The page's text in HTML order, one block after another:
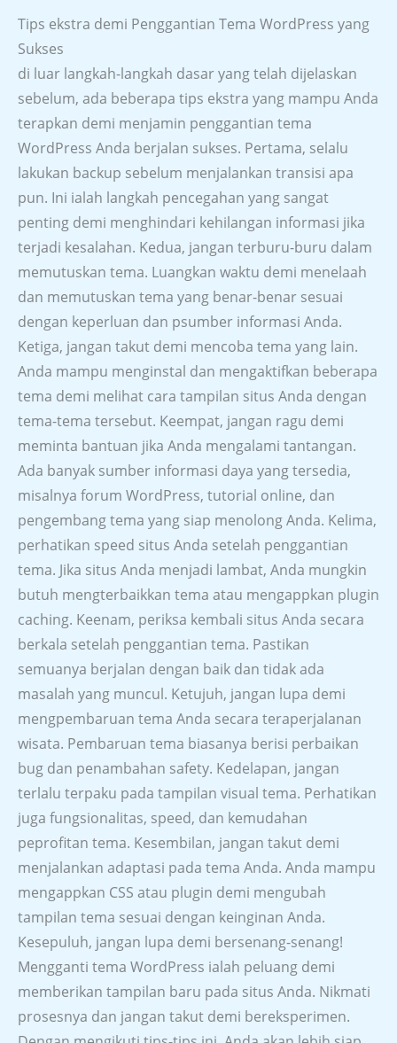
Tips ekstra demi Penggantian Tema WordPress yang
Sukses
di luar langkah-langkah dasar yang telah dijelaskan
sebelum, ada beberapa tips ekstra yang mampu Anda
terapkan demi menjamin penggantian tema
WordPress Anda berjalan sukses. Pertama, selalu
lakukan backup sebelum menjalankan transisi apa
pun. Ini ialah langkah pencegahan yang sangat
penting demi menghindari kehilangan informasi jika
terjadi kesalahan. Kedua, jangan terburu-buru dalam
memutuskan tema. Luangkan waktu demi menelaah
dan memutuskan tema yang benar-benar sesuai
dengan keperluan dan psumber informasi Anda.
Ketiga, jangan takut demi mencoba tema yang lain.
Anda mampu menginstal dan mengaktifkan beberapa
tema demi melihat cara tampilan situs Anda dengan
tema-tema tersebut. Keempat, jangan ragu demi
meminta bantuan jika Anda mengalami tantangan.
Ada banyak sumber informasi daya yang tersedia,
misalnya forum WordPress, tutorial online, dan
pengembang tema yang siap menolong Anda. Kelima,
perhatikan speed situs Anda setelah penggantian
tema. Jika situs Anda menjadi lambat, Anda mungkin
butuh mengterbaikkan tema atau mengappkan plugin
caching. Keenam, periksa kembali situs Anda secara
berkala setelah penggantian tema. Pastikan
semuanya berjalan dengan baik dan tidak ada
masalah yang muncul. Ketujuh, jangan lupa demi
mengpembaruan tema Anda secara teraperjalanan
wisata. Pembaruan tema biasanya berisi perbaikan
bug dan penambahan safety. Kedelapan, jangan
terlalu terpaku pada tampilan visual tema. Perhatikan
juga fungsionalitas, speed, dan kemudahan
peprofitan tema. Kesembilan, jangan takut demi
menjalankan adaptasi pada tema Anda. Anda mampu
mengappkan CSS atau plugin demi mengubah
tampilan tema sesuai dengan keinginan Anda.
Kesepuluh, jangan lupa demi bersenang-senang!
Mengganti tema WordPress ialah peluang demi
memberikan tampilan baru pada situs Anda. Nikmati
prosesnya dan jangan takut demi bereksperimen.